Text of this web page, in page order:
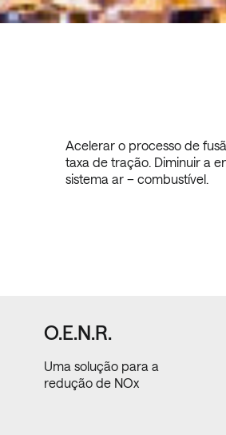
Acelerar o processo de
taxa de tração. Diminuir a
sistema ar – combustível.
O.E.N.R.
Uma solução para a
redução de NOx